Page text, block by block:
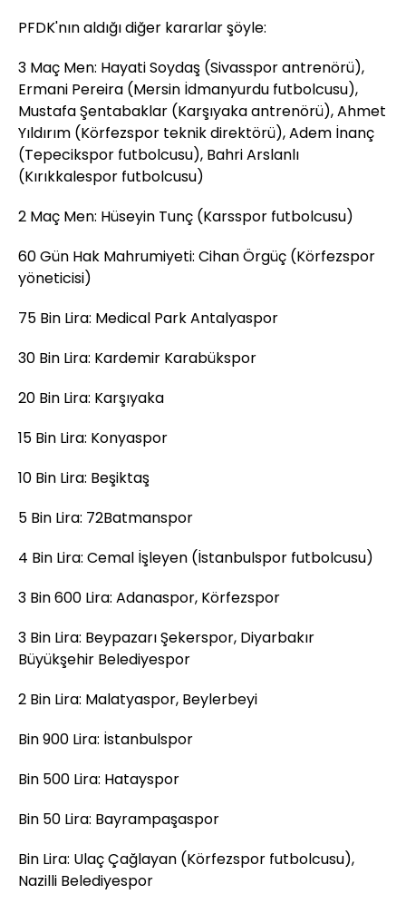
PFDK'nın aldığı diğer kararlar şöyle:
3 Maç Men: Hayati Soydaş (Sivasspor antrenörü),
Ermani Pereira (Mersin İdmanyurdu futbolcusu),
Mustafa Şentabaklar (Karşıyaka antrenörü), Ahmet
Yıldırım (Körfezspor teknik direktörü), Adem İnanç
(Tepecikspor futbolcusu), Bahri Arslanlı
(Kırıkkalespor futbolcusu)
2 Maç Men: Hüseyin Tunç (Karsspor futbolcusu)
60 Gün Hak Mahrumiyeti: Cihan Örgüç (Körfezspor
yöneticisi)
75 Bin Lira: Medical Park Antalyaspor
30 Bin Lira: Kardemir Karabükspor
20 Bin Lira: Karşıyaka
15 Bin Lira: Konyaspor
10 Bin Lira: Beşiktaş
5 Bin Lira: 72Batmanspor
4 Bin Lira: Cemal İşleyen (İstanbulspor futbolcusu)
3 Bin 600 Lira: Adanaspor, Körfezspor
3 Bin Lira: Beypazarı Şekerspor, Diyarbakır
Büyükşehir Belediyespor
2 Bin Lira: Malatyaspor, Beylerbeyi
Bin 900 Lira: İstanbulspor
Bin 500 Lira: Hatayspor
Bin 50 Lira: Bayrampaşaspor
Bin Lira: Ulaç Çağlayan (Körfezspor futbolcusu),
Nazilli Belediyespor